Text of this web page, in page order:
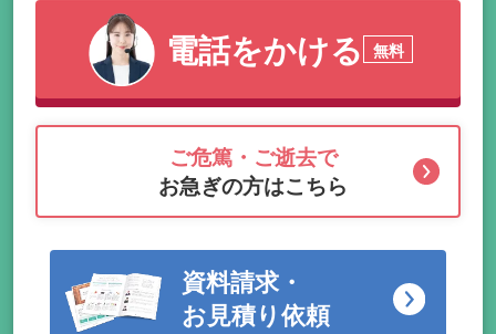
電話をかける 無料
ご危篤・ご逝去で
お急ぎの方はこちら
資料請求・
お見積り依頼